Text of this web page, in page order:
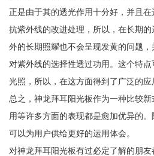
正是由于其的透光作用十分好，并且
抗紫外线的改进处理，所以，在长期
外的长期照耀也不会呈现发黄的问题
对紫外线的选择性透过功用。这个特
光照，所以，在这方面得到了广泛的应
总之，神龙拜耳阳光板作为一种比较
用等许多方面的表现都是愈加优异的
可以为用户供给更好的运用体会。
对神龙拜耳阳光板有过必定了解的朋